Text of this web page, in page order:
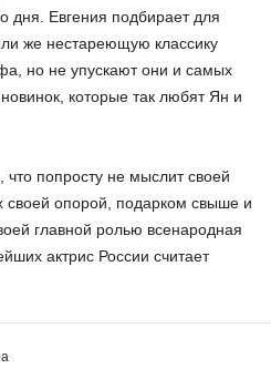
дня. Евгения подбирает для
же нестареющую классику
но не упускают они и самых
которые так любят Ян и
что попросту не мыслит своей
своей опорой, подарком свыше и
главной ролью всенародная
актрис России считает